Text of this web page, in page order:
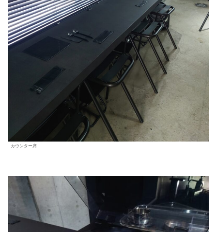
カウンター席